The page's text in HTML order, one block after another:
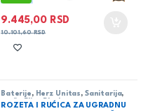
9.445,00 RSD
10.101,60RSD
Baterije , Herz Unitas , Sanitarija,
serija Elite Black
ROZETA I RUĆICA ZA UGRADNU